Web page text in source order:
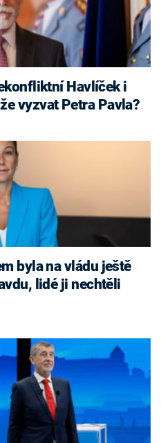
vyzvat Petra Pavla?
byla na vládu ještě
lidé ji nechtěli